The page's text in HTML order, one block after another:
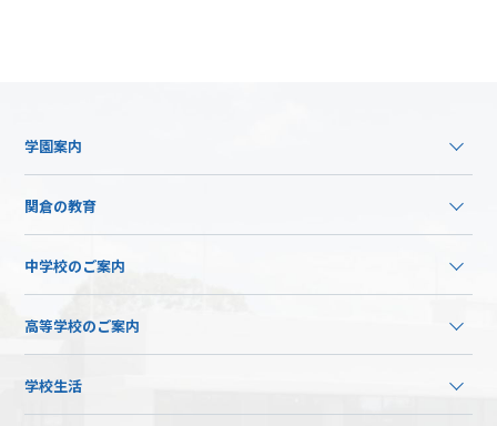
学園案内
関倉の教育
中学校のご案内
高等学校のご案内
学校生活